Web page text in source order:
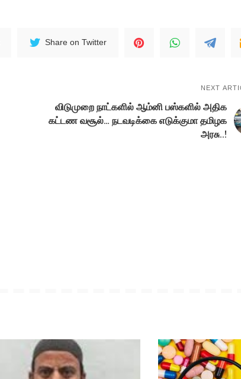
Share on Twitter
NEXT
விடுமுறை நாட்களில் ஆம்னி பஸ்களில் அதிக
கட்டண வசூல்… நடவடிக்கை எடுக்குமா தமிழக
அரசு..!